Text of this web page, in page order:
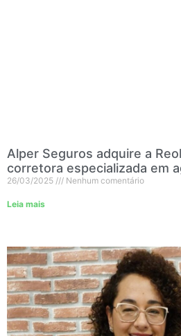
Alper Seguros adquire a
corretora especializada em
26/03/2025 Nenhum comentário
Leia mais